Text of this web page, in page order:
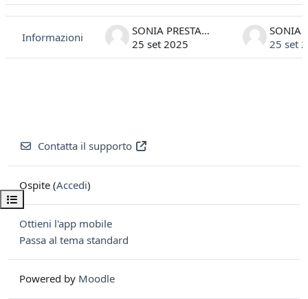
Apri indice del corso
Stato
Informazioni
SONIA PRESTAMBURGO
25 set 2025
25 set
Contatta il supporto
Ospite (Accedi)
Ottieni l'app mobile
Passa al tema standard
Powered by Moodle